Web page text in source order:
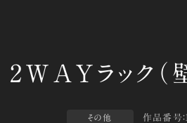
その他 作品番号